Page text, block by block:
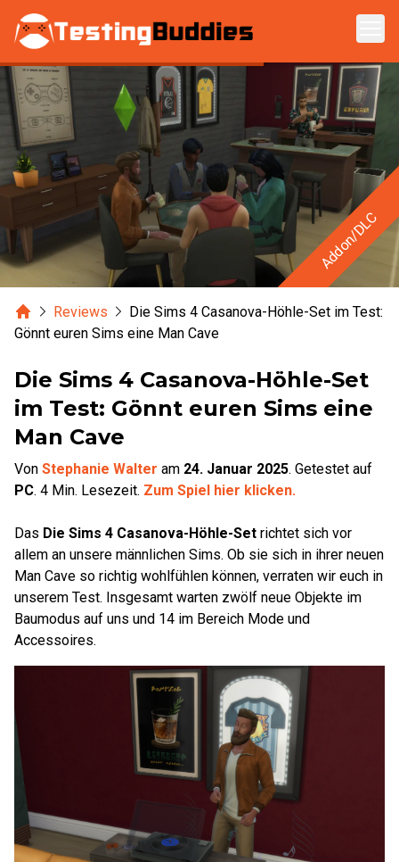
Zum Hauptinhalt springen
Addon/DLC
HomeReviews
Die Sims 4 Casanova-Höhle-Set im Test:
Gönnt euren Sims eine Man Cave
Die Sims 4 Casanova-Höhle-Set
im Test: Gönnt euren Sims eine
Man Cave
Von Stephanie Walter am 24. Januar 2025. Getestet auf
PC. 4 Min. Lesezeit. Zum Spiel hier klicken.
Das Die Sims 4 Casanova-Höhle-Set richtet sich vor
allem an unsere männlichen Sims. Ob sie sich in ihrer neuen
Man Cave so richtig wohlfühlen können, verraten wir euch in
unserem Test. Insgesamt warten zwölf neue Objekte im
Baumodus auf uns und 14 im Bereich Mode und
Accessoires.